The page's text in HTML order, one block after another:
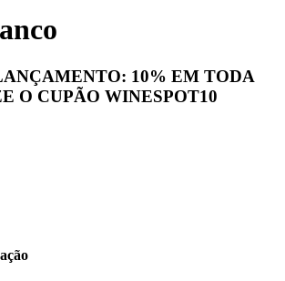
10% EM TODA
O CUPÃO WINESPOT10